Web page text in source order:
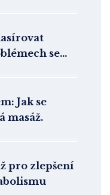
se
Jak se
masáž.
pro zlepšení